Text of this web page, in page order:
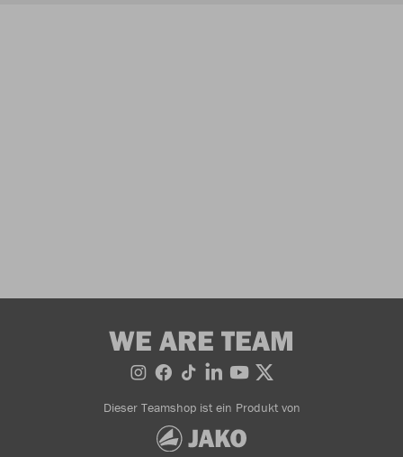
WE ARE TEAM
Dieser Teamshop ist ein Produkt von